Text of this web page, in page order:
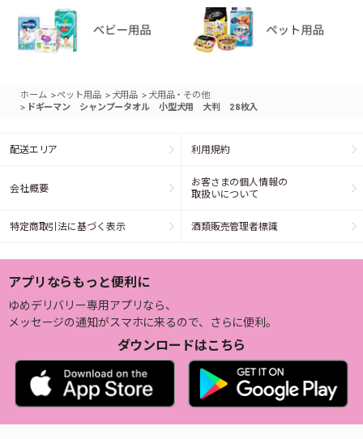
ホーム >ペット用品 > 犬用品 > 犬用品・その他
> ドギーマン シャンプータオル 小型犬用 大判 28枚入
配送エリア 利用規約
会社概要
お客さまの個人情報の
取扱いについて
特定商取引法に基づく表示 酒類販売管理者標識
アプリならもっと便利に
ゆめデリバリー専用アプリなら、
メッセージの通知がスマホに来るので、さらに便利。
ダウンロードはこちら